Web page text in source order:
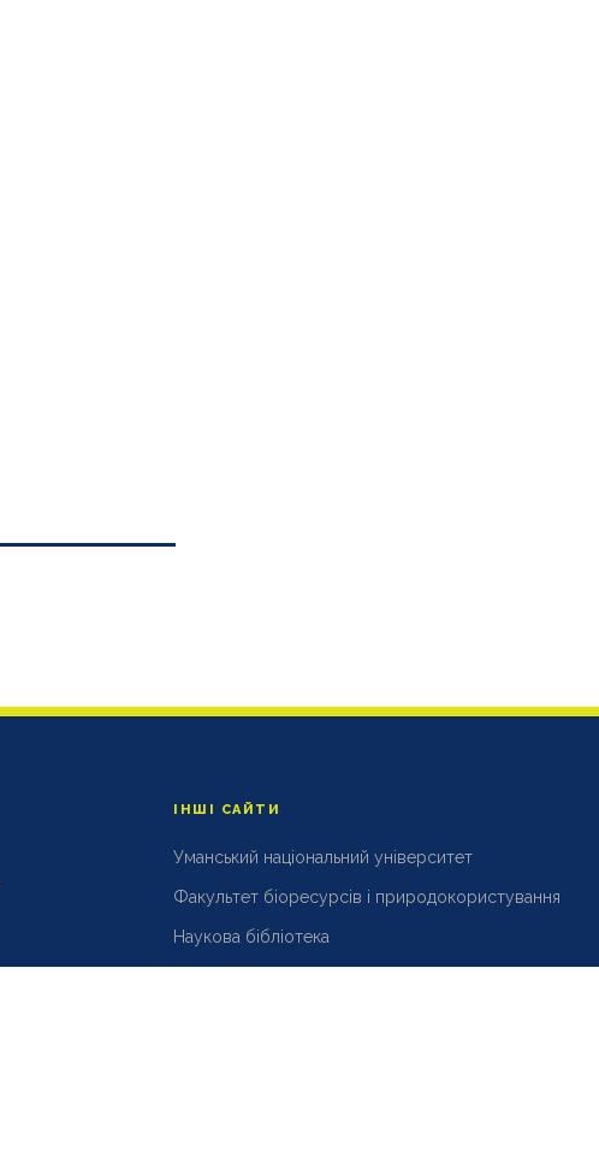
ІНШІ САЙТИ
Уманський національний університет
Факультет біоресурсів і природокористування
Наукова бібліотека